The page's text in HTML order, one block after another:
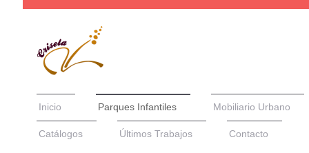
Inicio Parques Infantiles Mobiliario Urbano
Catálogos Últimos Trabajos Contacto